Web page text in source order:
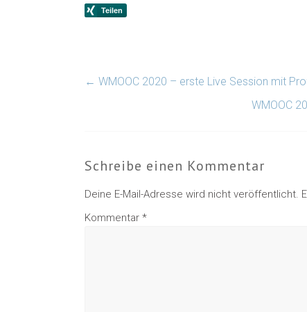
← WMOOC 2020 – erste Live Session mit
WMOOC
Schreibe einen Kommentar
Deine E-Mail-Adresse wird nicht veröffentlicht.
Kommentar *